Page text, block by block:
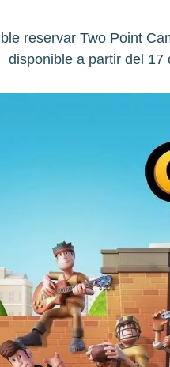
reservar Two Point
disponible a partir del 17